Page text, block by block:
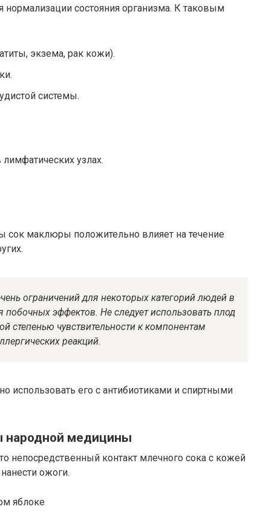
нормализации состояния организма. К таковым
экзема, рак кожи).
системы.
узлах.
сок маклюры положительно влияет на течение
ограничений для некоторых категорий людей в
эффектов. Не следует использовать плод
степенью чувствительности к компонентам
реакций.
использовать его с антибиотиками и спиртными
народной медицины
непосредственный контакт млечного сока с кожей
ожоги.